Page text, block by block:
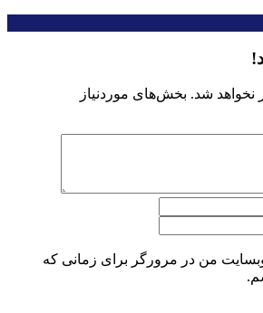
نخواهد شد. بخش‌های موردنیاز
وبسایت من در مرورگر برای زمانی که